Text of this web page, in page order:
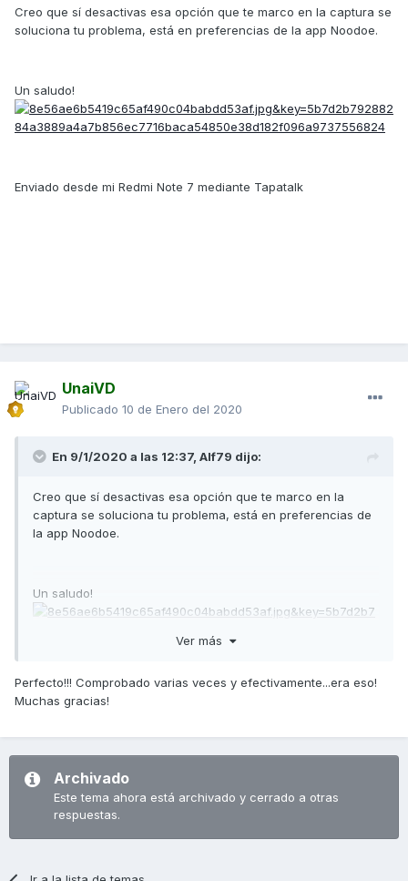
Creo que sí desactivas esa opción que te marco en la captura se
soluciona tu problema, está en preferencias de la app Noodoe.
Un saludo!
Enviado desde mi Redmi Note 7 mediante Tapatalk
UnaiVD
Publicado 10 de Enero del 2020
En 9/1/2020 a las 12:37, Alf79 dijo:
Creo que sí desactivas esa opción que te marco en la
captura se soluciona tu problema, está en preferencias de
la app Noodoe.
Un saludo!
Enviado desde mi Redmi Note 7 mediante Tapatalk
Ver más
Perfecto!!! Comprobado varias veces y efectivamente...era eso!
Muchas gracias!
Archivado
Este tema ahora está archivado y cerrado a otras
respuestas.